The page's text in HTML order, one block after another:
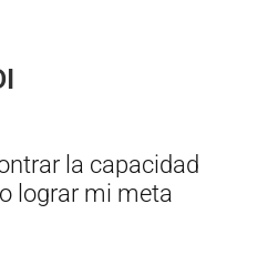
la capacidad
lograr mi meta